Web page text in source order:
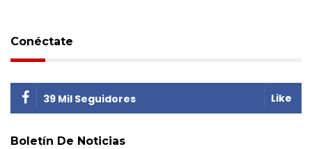
Conéctate
39 Mil Seguidores Like
Boletín De Noticias